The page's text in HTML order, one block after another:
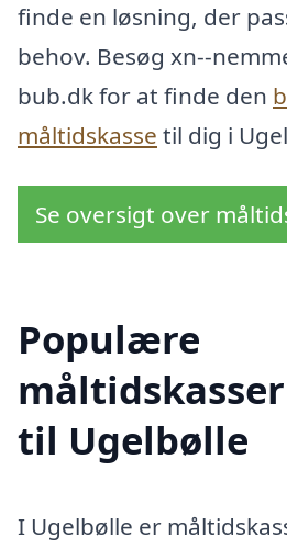
finde en løsning, der
behov. Besøg xn--
bub.dk for at finde den
måltidskasse til dig i
Se oversigt over
Populære
til Ugelbølle
I Ugelbølle er